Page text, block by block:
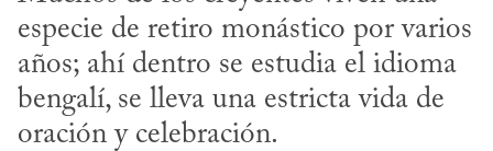
especie de retiro monástico por varios
años; ahí dentro se estudia el idioma
bengalí, se lleva una estricta vida de
oración y celebración.